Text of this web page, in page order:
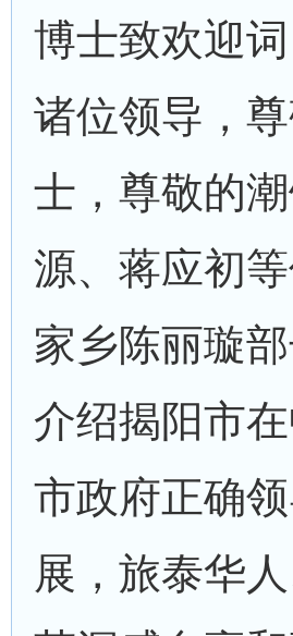
博士致欢迎
诸位领导，
士，尊敬的
源、蒋应初
家乡陈丽璇
介绍揭阳市
市政府正确
展，旅泰华